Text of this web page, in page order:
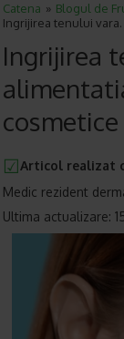
Catena Blogul de
Ingrijirea tenului
Ingrijirea
Articol realizat
Medic rezident
Ultima actualizare: